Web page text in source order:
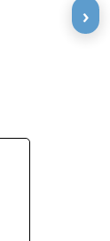
›